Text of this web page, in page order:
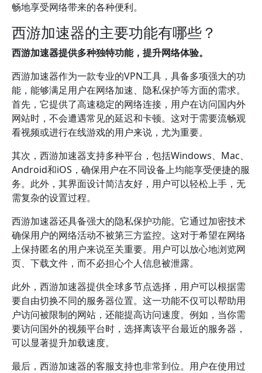
畅地享受网络带来的各种便利。
西游加速器的主要功能有哪些？
西游加速器提供多种独特功能，提升网络体验。
西游加速器作为一款专业的VPN工具，具备多项强大的功
能，能够满足用户在网络加速、隐私保护等方面的需求。
首先，它提供了高速稳定的网络连接，用户在访问国内外
网站时，不会遭遇常见的延迟和卡顿。这对于需要流畅观
看视频或进行在线游戏的用户来说，尤为重要。
其次，西游加速器支持多种平台，包括Windows、Mac、
Android和iOS，确保用户在不同设备上均能享受便捷的服
务。此外，其界面设计简洁友好，用户可以轻松上手，无
需复杂的设置过程。
西游加速器还具备强大的隐私保护功能。它通过加密技术
确保用户的网络活动不被第三方监控。这对于希望在网络
上保持匿名的用户来说至关重要。用户可以放心地浏览网
页、下载文件，而不必担心个人信息被泄露。
此外，西游加速器提供全球多节点选择，用户可以根据需
要自由切换不同的服务器位置。这一功能不仅可以帮助用
户访问被限制的网站，还能提高访问速度。例如，当你需
要访问国外的视频平台时，选择离该平台最近的服务器，
可以显著提升加载速度。
最后，西游加速器的客服支持也非常到位。用户在使用过